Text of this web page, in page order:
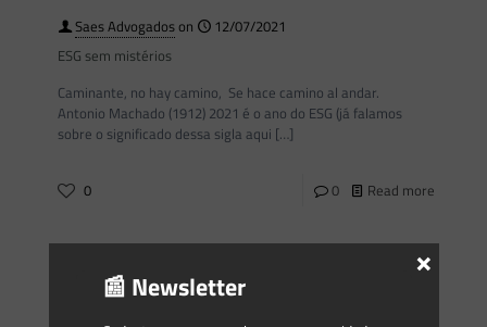
Saes Advogadoson
12/07/2021
ESG sem mistérios
Caminante, no hay camino, Se hace camino al andar.
Antonio Machado (1912) 2021 é o ano do ESG (já falamos
sobre o significado dessa sigla aqui […]
0 0 Read more
Newsletter Saes Advogados – 157 | Florestal
📰 Newsletter
×